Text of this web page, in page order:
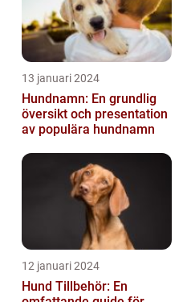
13 januari 2024
Hundnamn: En grundlig
översikt och presentation
av populära hundnamn
12 januari 2024
Hund Tillbehör: En